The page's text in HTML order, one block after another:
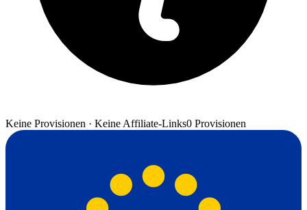
Keine Provisionen · Keine Affiliate-Links0 Provisionen